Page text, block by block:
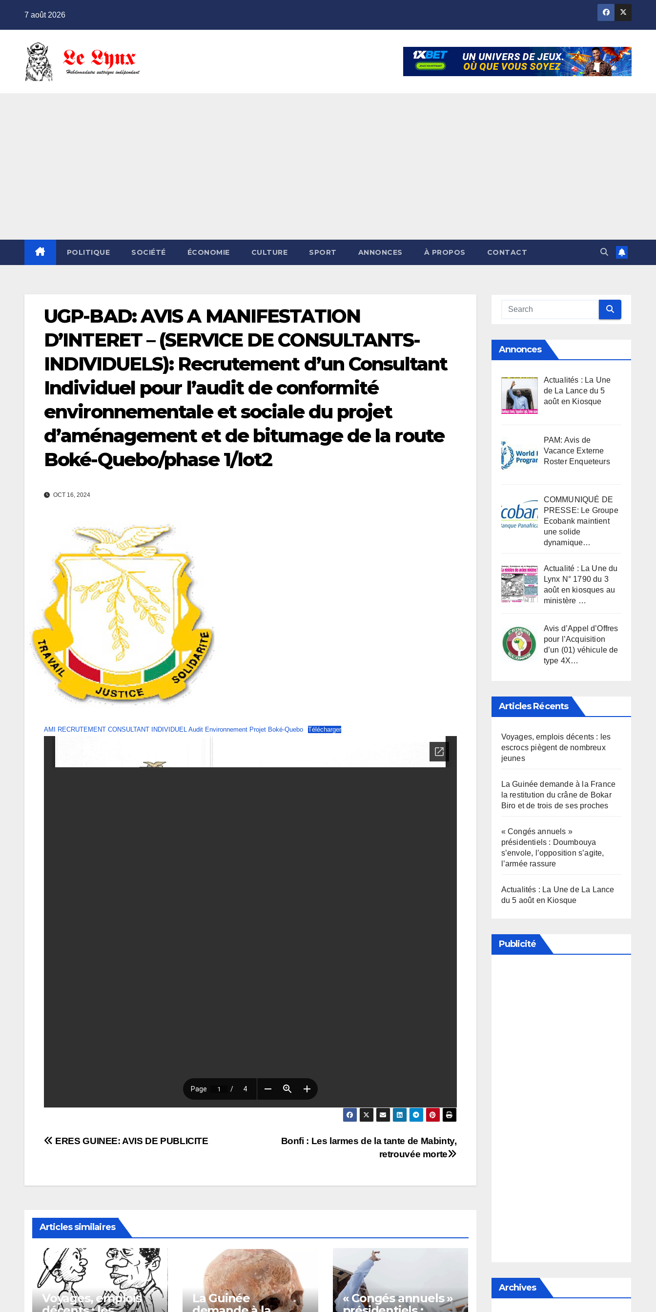
7 août 2026
POLITIQUE SOCIÉTÉ ÉCONOMIE CULTURE SPORT ANNONCES À PROPOS CONTACT
UGP-BAD: AVIS A MANIFESTATION
D’INTERET – (SERVICE DE CONSULTANTS-
INDIVIDUELS): Recrutement d’un Consultant
Individuel pour l’audit de conformité
environnementale et sociale du projet
d’aménagement et de bitumage de la route
Boké-Quebo/phase 1/lot2
OCT 16, 2024
AMI RECRUTEMENT CONSULTANT INDIVIDUEL Audit Environnement Projet Boké-Quebo Télécharger
Navigation
l’article
Bonfi : Les larmes de la tante de Mabinty,
retrouvée morte
ERES GUINEE: AVIS DE PUBLICITE
Articles similaires
Voyages, emplois
La Guinée
« Congés annuels »
Annonces
Actualités : La Une
de La Lance du 5
août en Kiosque
PAM: Avis de
Vacance Externe
Roster Enqueteurs
COMMUNIQUÉ DE
PRESSE: Le Groupe
Ecobank maintient
une solide
dynamique…
Actualité : La Une du
Lynx N° 1790 du 3
août en kiosques au
ministère …
Avis d’Appel d’Offres
pour l’Acquisition
d’un (01) véhicule de
type 4X…
Articles Récents
Voyages, emplois décents : les
escrocs piègent de nombreux
jeunes
La Guinée demande à la France
la restitution du crâne de Bokar
Biro et de trois de ses proches
« Congés annuels »
présidentiels : Doumbouya
s’envole, l’opposition s’agite,
l’armée rassure
Actualités : La Une de La Lance
du 5 août en Kiosque
Publicité
Archives